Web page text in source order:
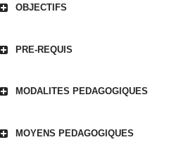
OBJECTIFS
PRE-REQUIS
MODALITES PEDAGOGIQUES
MOYENS PEDAGOGIQUES